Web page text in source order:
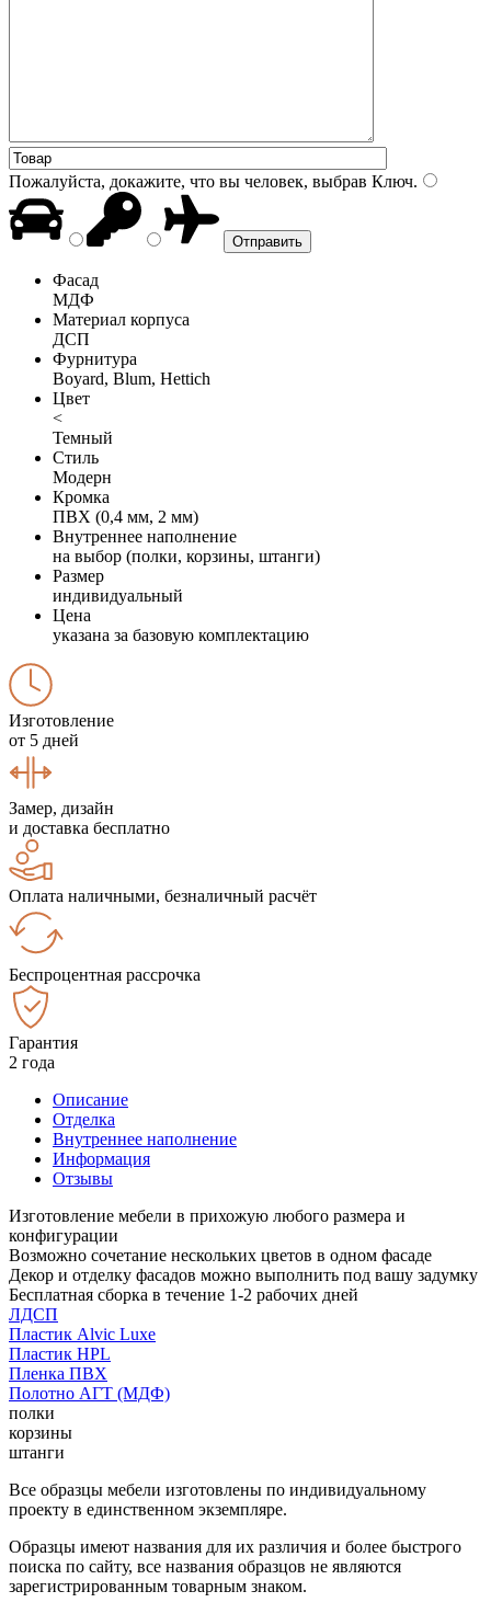
Пожалуйста, докажите, что вы человек, выбрав Ключ.
Фасад
МДФ
Материал корпуса
ДСП
Фурнитура
Boyard, Blum, Hettich
Цвет
<
Темный
Стиль
Модерн
Кромка
ПВХ (0,4 мм, 2 мм)
Внутреннее наполнение
на выбор (полки, корзины, штанги)
Размер
индивидуальный
Цена
указана за базовую комплектацию
Изготовление
от 5 дней
Замер, дизайн
и доставка бесплатно
Оплата наличными, безналичный расчёт
Беспроцентная рассрочка
Гарантия
2 года
Описание
Отделка
Внутреннее наполнение
Информация
Отзывы
Изготовление мебели в прихожую любого размера и
конфигурации
Возможно сочетание нескольких цветов в одном фасаде
Декор и отделку фасадов можно выполнить под вашу задумку
Бесплатная сборка в течение 1-2 рабочих дней
ЛДСП
Пластик Alvic Luxe
Пластик HPL
Пленка ПВХ
Полотно АГТ (МДФ)
полки
корзины
штанги
Все образцы мебели изготовлены по индивидуальному
проекту в единственном экземпляре.
Образцы имеют названия для их различия и более быстрого
поиска по сайту, все названия образцов не являются
зарегистрированным товарным знаком.